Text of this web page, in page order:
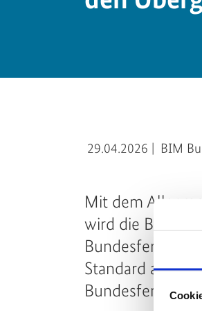
29.04.2026 | BIM
Mit dem
wird die BIM-
Standard auf